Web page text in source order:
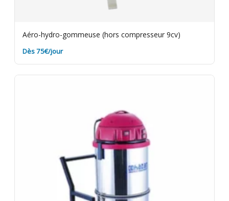
Aéro-hydro-gommeuse (hors compresseur 9cv)
Dès 75€/jour